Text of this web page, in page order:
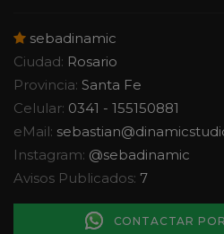
sebadinamic
Ciudad: Rosario
Provincia: Santa Fe
Celular: 0341 - 155150881
eMail: sebastian@
Instagram: @sebadinamic
Avisos Publicados: 7
CONTACTAR